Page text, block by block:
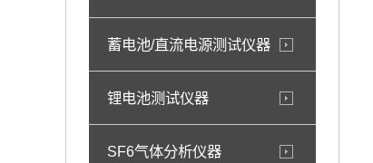
蓄电池/直流电源测试仪器
锂电池测试仪器
SF6气体分析仪器